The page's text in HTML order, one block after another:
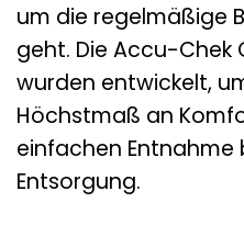
um die regelmäßige
geht. Die Accu-Chek
wurden entwickelt,
Höchstmaß an
einfachen Entnahme
Entsorgung.